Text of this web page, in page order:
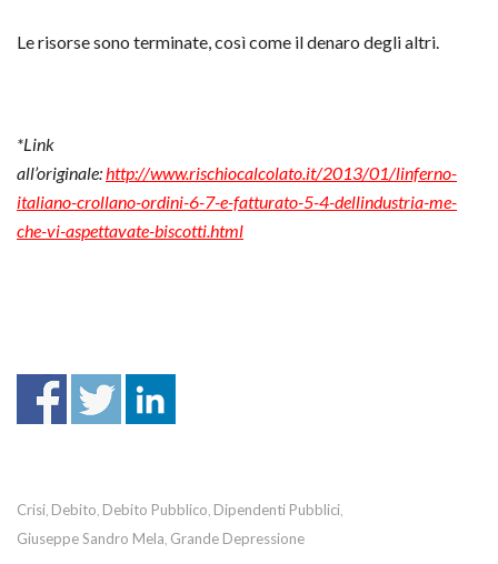
Le risorse sono terminate, così come il denaro degli altri.
*Link
all’originale:http://www.rischiocalcolato.it/2013/01/linferno-
italiano-crollano-ordini-6-7-e-fatturato-5-4-dellindustria-me-
che-vi-aspettavate-biscotti.html
Crisi Debito Debito Pubblico Dipendenti Pubblici
Giuseppe Sandro Mela Grande Depressione